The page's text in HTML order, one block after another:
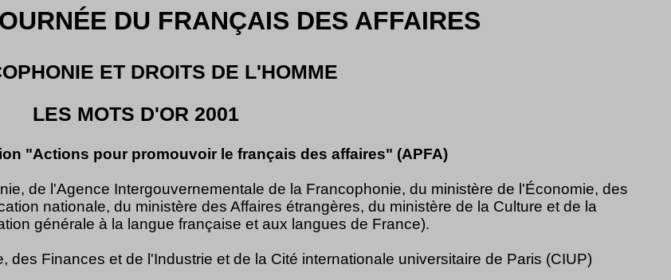
DU FRANÇAIS DES AFFAIRES
ET DROITS DE L'HOMME
LES MOTS D'OR 2001
"Actions pour promouvoir le français des affaires" (APFA)
de l'Agence Intergouvernementale de la Francophonie, du ministère de l'Économie, des
nationale, du ministère des Affaires étrangères, du ministère de la Culture et de la
générale à la langue française et aux langues de France).
des Finances et de l'Industrie et de la Cité internationale universitaire de Paris (CIUP)